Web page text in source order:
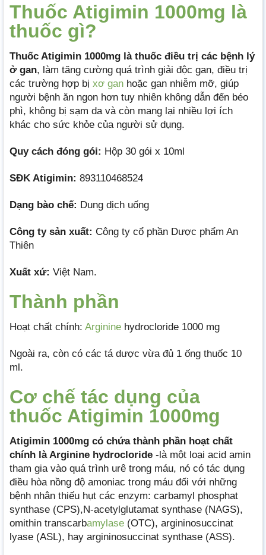
Thuốc Atigimin 1000mg là
thuốc gì?
Thuốc Atigimin 1000mg là thuốc điều trị các bệnh lý
ở gan, làm tăng cường quá trình giải độc gan, điều trị
các trường hợp bị xơ gan hoặc gan nhiễm mỡ, giúp
người bệnh ăn ngon hơn tuy nhiên không dẫn đến béo
phì, không bị sạm da và còn mang lại nhiều lợi ích
khác cho sức khỏe của người sử dụng.
Quy cách đóng gói: Hộp 30 gói x 10ml
SĐK Atigimin: 893110468524
Dạng bào chế: Dung dịch uống
Công ty sản xuất: Công ty cổ phần Dược phẩm An
Thiên
Xuất xứ: Việt Nam.
Thành phần
Hoạt chất chính: Arginine hydrocloride 1000 mg
Ngoài ra, còn có các tá dược vừa đủ 1 ống thuốc 10
ml.
Cơ chế tác dụng của
thuốc Atigimin 1000mg
Atigimin 1000mg có chứa thành phần hoạt chất
chính là Arginine hydrocloride -là một loại acid amin
tham gia vào quá trình urê trong máu, nó có tác dụng
điều hòa nồng độ amoniac trong máu đối với những
bệnh nhân thiếu hụt các enzym: carbamyl phosphat
synthase (CPS),N-acetylglutamat synthase (NAGS),
omithin transcarbamylase (OTC), argininosuccinat
lyase (ASL), hay argininosuccinat synthase (ASS).